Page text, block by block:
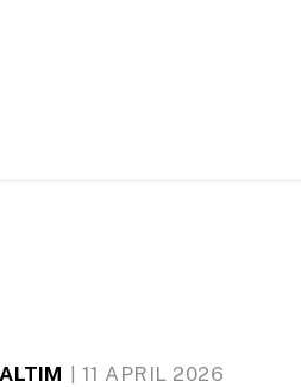
11 APRIL 2026